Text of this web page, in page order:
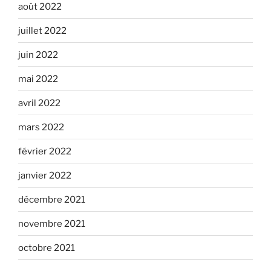
août 2022
juillet 2022
juin 2022
mai 2022
avril 2022
mars 2022
février 2022
janvier 2022
décembre 2021
novembre 2021
octobre 2021